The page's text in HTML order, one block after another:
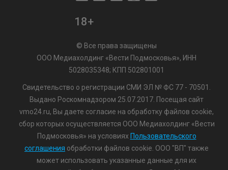
18+
© Все права защищены
ООО Медиахолдинг «Вести Подмосковья», ИНН
5028035348; КПП 502801001
Свидетельство о регистрации СМИ ЭЛ № ФС 77 - 70501.
Выдано Роскомнадзором 25.07.2017. Посещая сайт
vmo24.ru, Вы даете согласие на обработку файлов cookie,
сбор которых осуществляется ООО Медиахолдинг «Вести
Подмосковья» на условиях Пользовательского
соглашения обработки файлов cookie. ООО "ВП" также
может использовать указанные данные для их